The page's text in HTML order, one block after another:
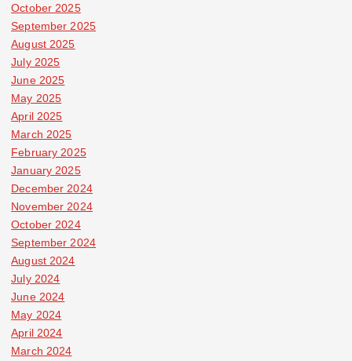
October 2025
September 2025
August 2025
July 2025
June 2025
May 2025
April 2025
March 2025
February 2025
January 2025
December 2024
November 2024
October 2024
September 2024
August 2024
July 2024
June 2024
May 2024
April 2024
March 2024